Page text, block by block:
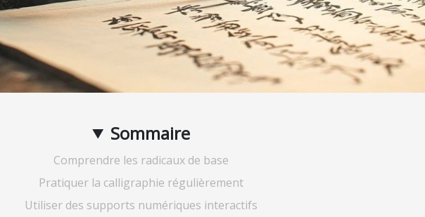
Sommaire
Comprendre les radicaux de base
Pratiquer la calligraphie régulièrement
Utiliser des supports numériques interactifs